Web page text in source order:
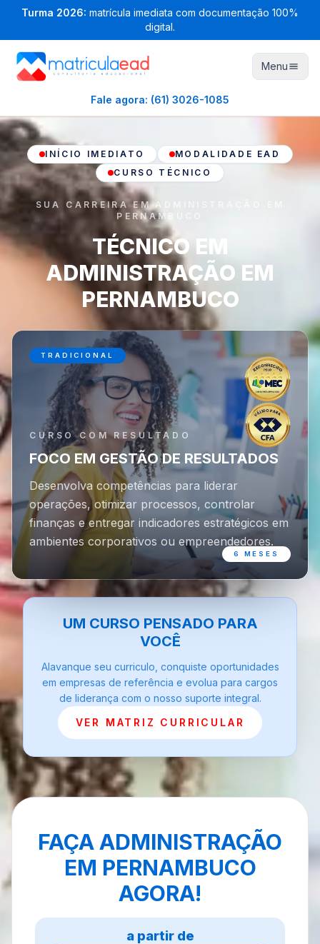
Turma 2026: matrícula imediata com documentação 100%
digital.
Menu
Fale agora: (61) 3026-1085
INÍCIO IMEDIATO
MODALIDADE EAD
CURSO TÉCNICO
SUA CARREIRA EM ADMINISTRAÇÃO EM
PERNAMBUCO
TÉCNICO EM
ADMINISTRAÇÃO EM
PERNAMBUCO
TRADICIONAL
6 MESES
CURSO COM RESULTADO
FOCO EM GESTÃO DE RESULTADOS
Desenvolva competências para liderar
operações, otimizar processos, controlar
finanças e entregar indicadores estratégicos em
ambientes corporativos ou empreendedores.
UM CURSO PENSADO PARA
VOCÊ
Alavanque seu curriculo, conquiste oportunidades
em empresas de referência e evolua para cargos
de liderança com o nosso suporte integral.
VER MATRIZ CURRICULAR
FAÇA ADMINISTRAÇÃO
EM PERNAMBUCO
AGORA!
a partir de